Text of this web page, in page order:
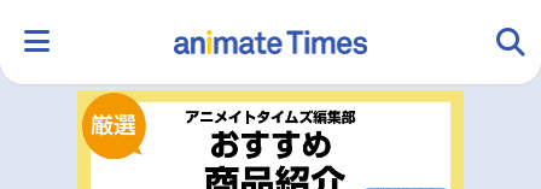
ランキング アニメ